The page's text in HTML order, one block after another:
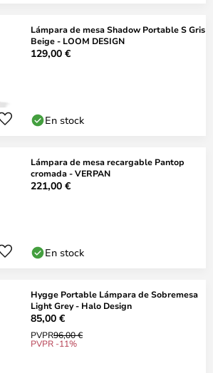
Lámpara de mesa Shadow Portable S Gris
Beige - LOOM DESIGN
129,00 €
En stock
Lámpara de mesa recargable Pantop
cromada - VERPAN
221,00 €
En stock
Hygge Portable Lámpara de Sobremesa
Light Grey - Halo Design
85,00 €
PVPR96,00 €
PVPR -11%